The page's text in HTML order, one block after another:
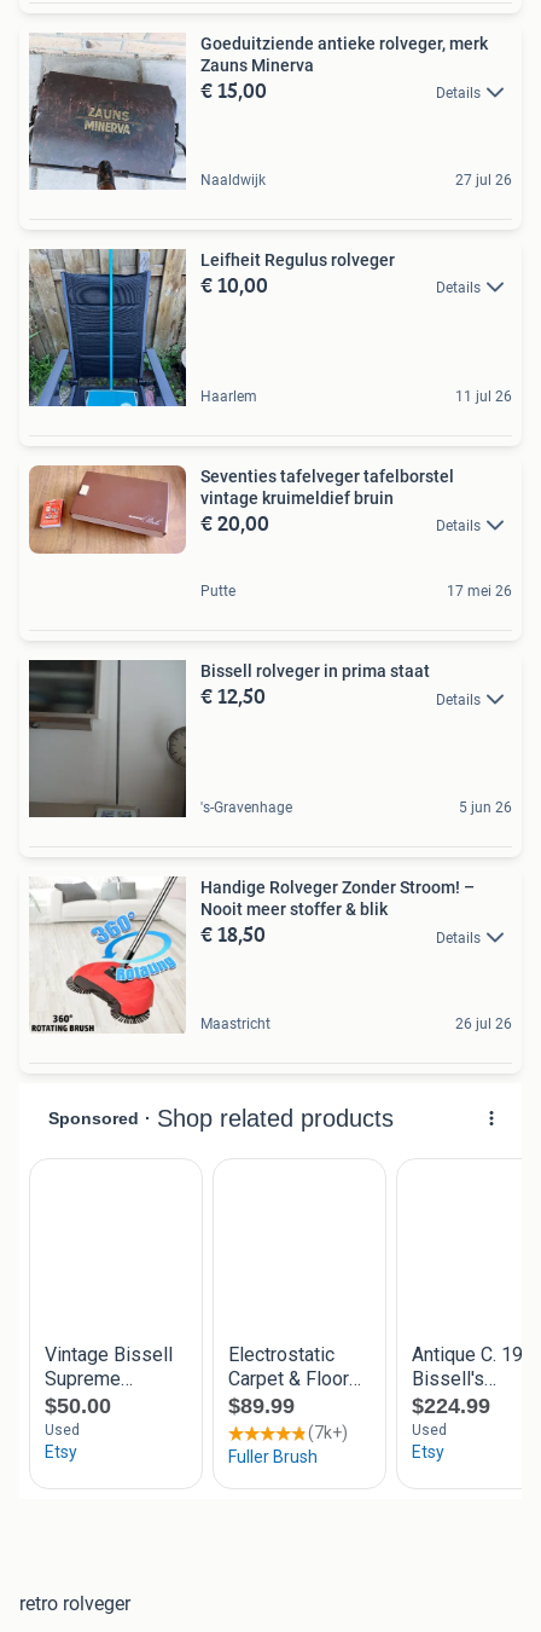
Goeduitziende antieke rolveger, merk
Zauns Minerva
€ 15,00 Details
Naaldwijk 27 jul 26
Leifheit Regulus rolveger
€ 10,00 Details
Haarlem 11 jul 26
Seventies tafelveger tafelborstel
vintage kruimeldief bruin
€ 20,00 Details
Putte 17 mei 26
Bissell rolveger in prima staat
€ 12,50 Details
's-Gravenhage 5 jun 26
Handige Rolveger Zonder Stroom! –
Nooit meer stoffer & blik
€ 18,50 Details
Maastricht 26 jul 26
retro rolveger